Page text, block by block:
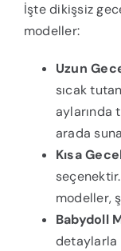
İşte dikişsiz
modeller:
Uzun
sıcak
aylarında
arada
Kısa
modeller,
Babydoll
detaylarla